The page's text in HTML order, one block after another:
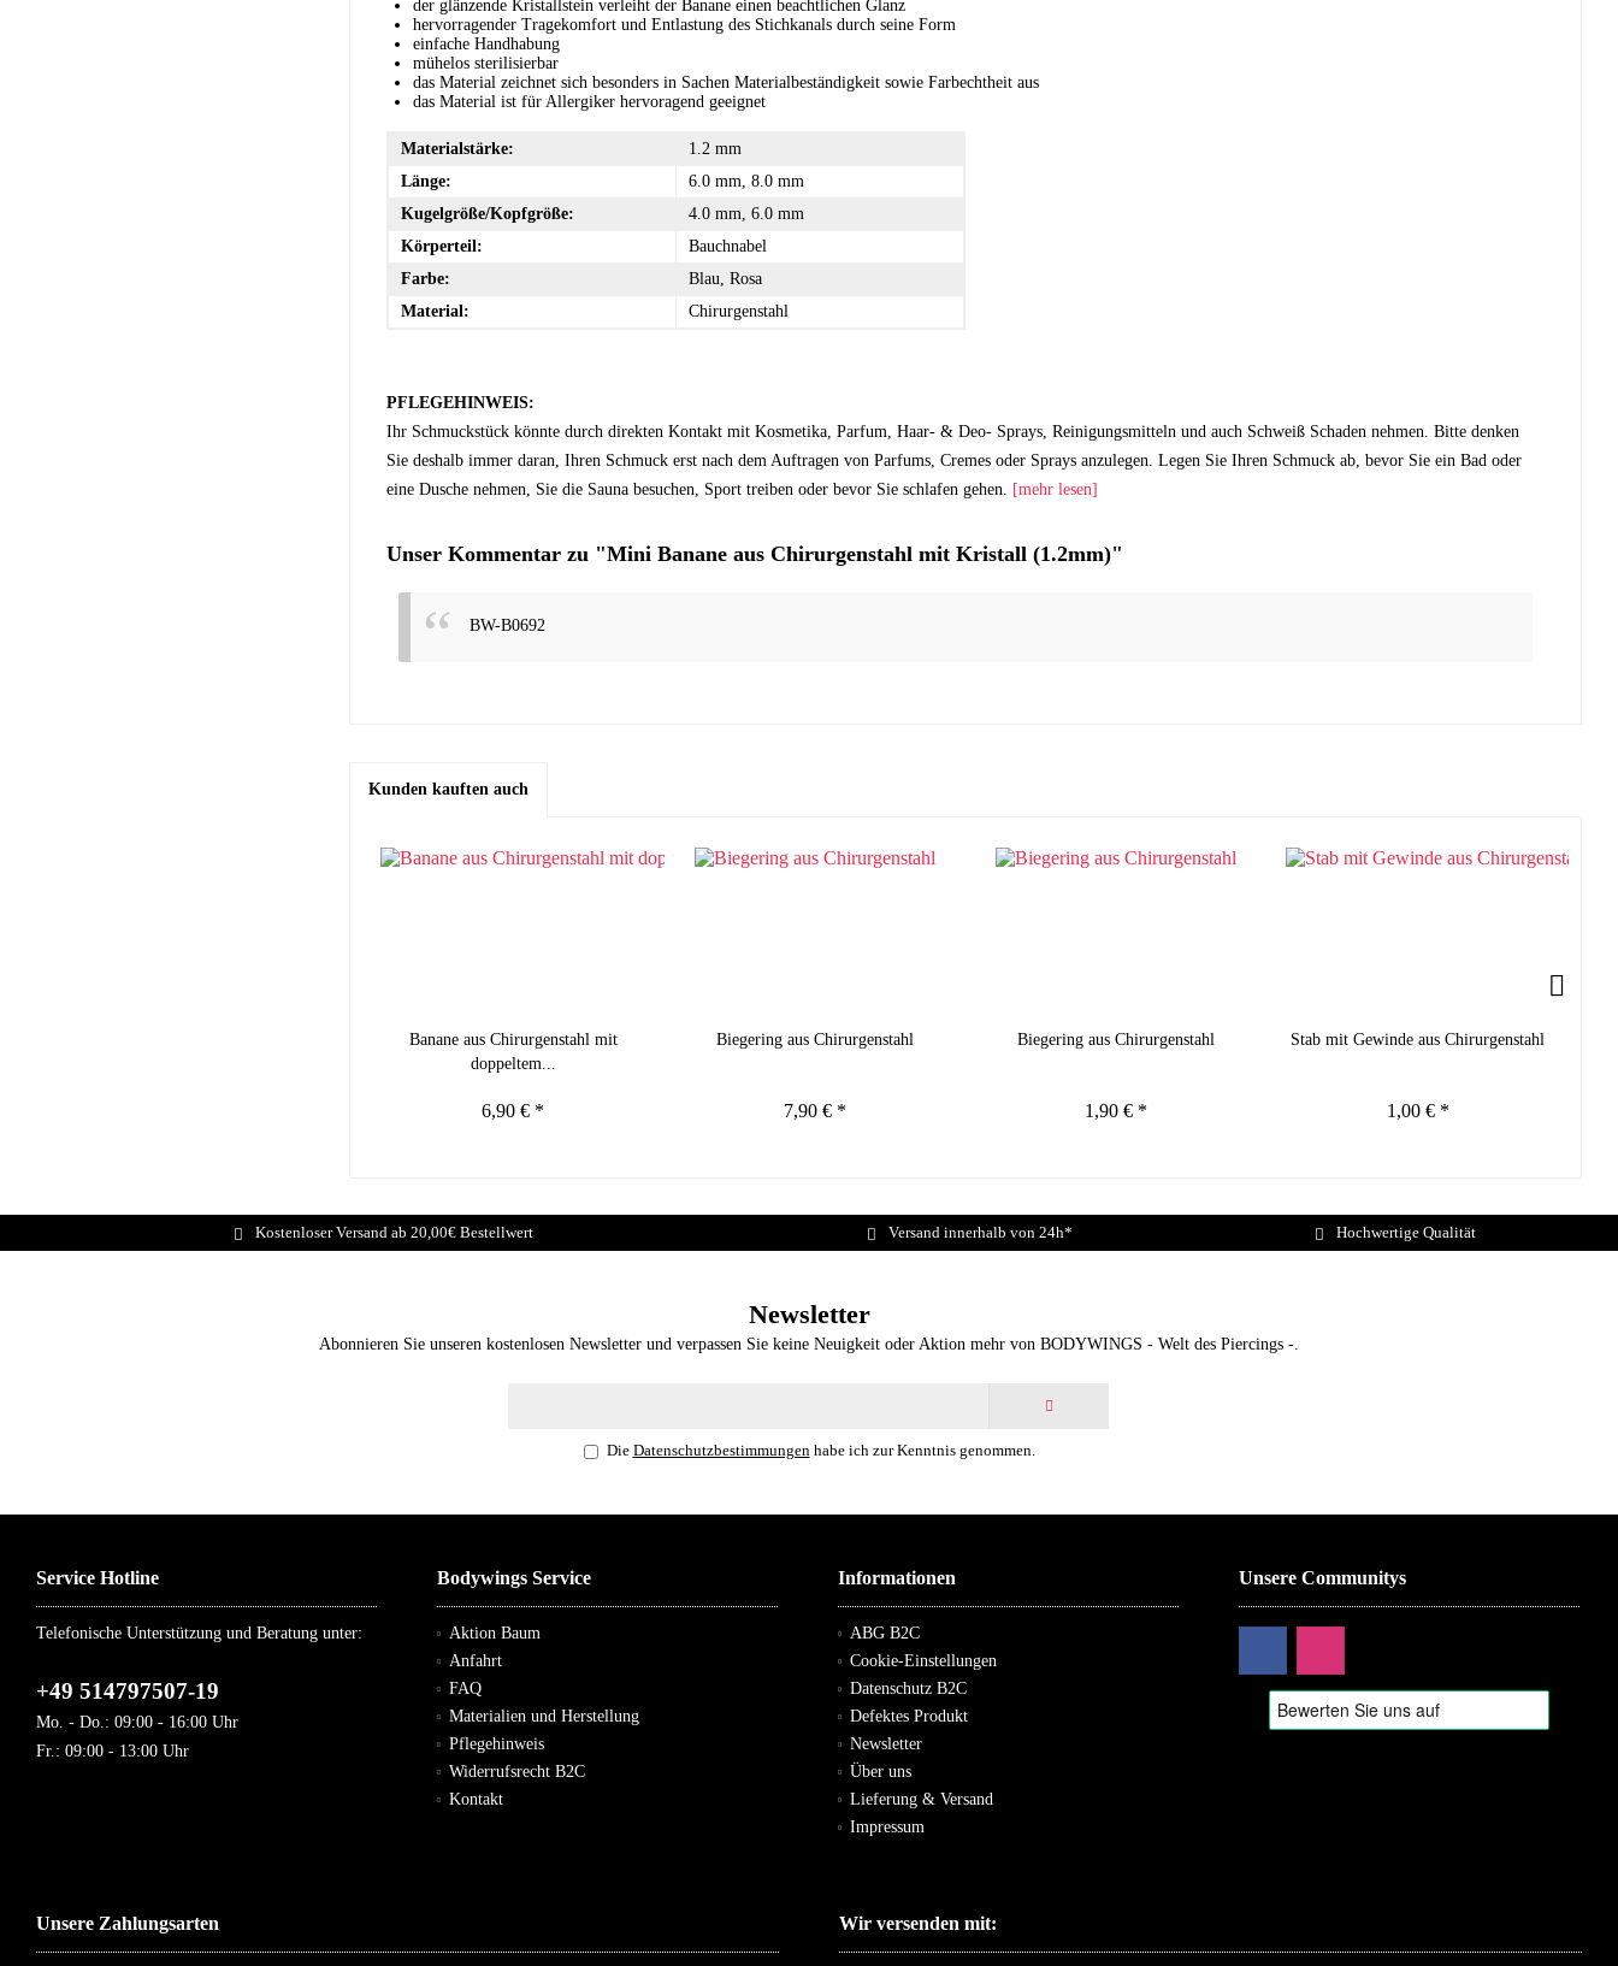
der glänzende Kristallstein verleiht der Banane einen beachtlichen Glanz
hervorragender Tragekomfort und Entlastung des Stichkanals durch seine Form
einfache Handhabung
mühelos sterilisierbar
das Material zeichnet sich besonders in Sachen Materialbeständigkeit sowie Farbechtheit aus
das Material ist für Allergiker hervoragend geeignet
Materialstärke:
1.2 mm
Länge:
6.0 mm, 8.0 mm
Kugelgröße/Kopfgröße:
4.0 mm, 6.0 mm
Körperteil:
Bauchnabel
Farbe:
Blau, Rosa
Material:
Chirurgenstahl
PFLEGEHINWEIS:
Ihr Schmuckstück könnte durch direkten Kontakt mit Kosmetika, Parfum, Haar- & Deo- Sprays, Reinigungsmitteln und auch Schweiß Schaden nehmen. Bitte denken
Sie deshalb immer daran, Ihren Schmuck erst nach dem Auftragen von Parfums, Cremes oder Sprays anzulegen. Legen Sie Ihren Schmuck ab, bevor Sie ein Bad oder
eine Dusche nehmen, Sie die Sauna besuchen, Sport treiben oder bevor Sie schlafen gehen. [mehr lesen]
Unser Kommentar zu "Mini Banane aus Chirurgenstahl mit Kristall (1.2mm)"
BW-B0692
Kunden kauften auch
Banane aus Chirurgenstahl mit
doppeltem...
6,90 € *
Biegering aus Chirurgenstahl
7,90 € *
Biegering aus Chirurgenstahl
1,90 € *
Stab mit Gewinde aus Chirurgenstahl
1,00 € *
Kostenloser Versand ab 20,00€ Bestellwert Versand innerhalb von 24h* Hochwertige Qualität
Newsletter
Abonnieren Sie unseren kostenlosen Newsletter und verpassen Sie keine Neuigkeit oder Aktion mehr von BODYWINGS - Welt des Piercings -.
Die Datenschutzbestimmungenhabe ich zur Kenntnis genommen.
Service Hotline
Telefonische Unterstützung und Beratung unter:
+49 514797507-19
Mo. - Do.: 09:00 - 16:00 Uhr
Fr.: 09:00 - 13:00 Uhr
Bodywings Service
Aktion Baum
Anfahrt
FAQ
Materialien und Herstellung
Pflegehinweis
Widerrufsrecht B2C
Kontakt
Informationen
ABG B2C
Cookie-Einstellungen
Datenschutz B2C
Defektes Produkt
Newsletter
Über uns
Lieferung & Versand
Impressum
Unsere Communitys
Unsere Zahlungsarten Wir versenden mit: